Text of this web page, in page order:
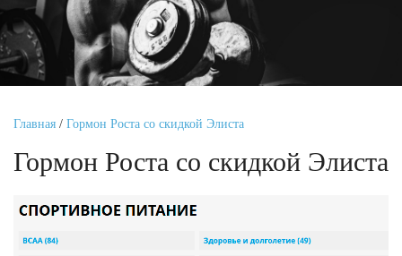
Главная / Гормон Роста со скидкой Элиста
Гормон Роста со скидкой Элиста